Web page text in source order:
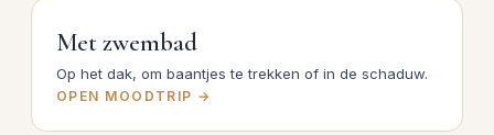
Met zwembad
Op het dak, om baantjes te trekken of in de schaduw.
OPEN MOODTRIP →